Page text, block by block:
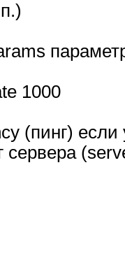
1000
(пинг) если